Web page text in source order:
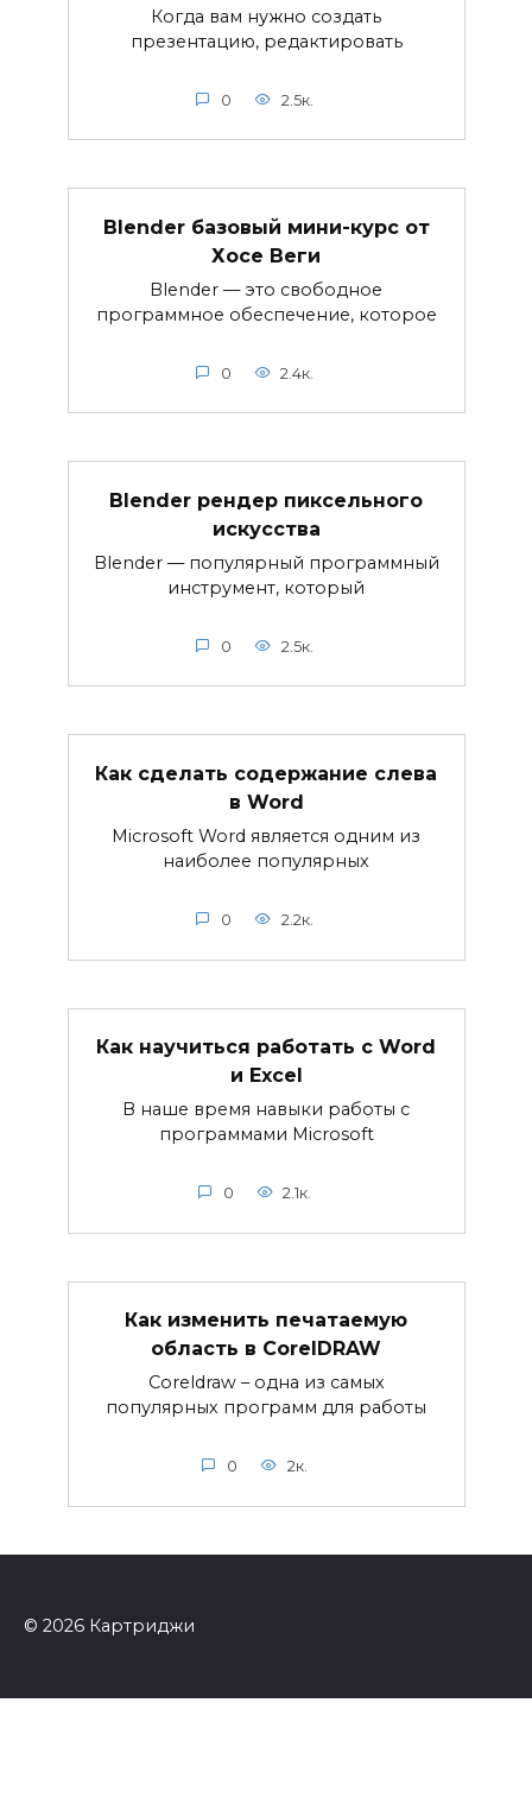
Когда вам нужно создать
презентацию, редактировать
0 2.5к.
Blender базовый мини-курс от
Хосе Веги
Blender — это свободное
программное обеспечение, которое
0 2.4к.
Blender рендер пиксельного
искусства
Blender — популярный программный
инструмент, который
0 2.5к.
Как сделать содержание слева
в Word
Microsoft Word является одним из
наиболее популярных
0 2.2к.
Как научиться работать с Word
и Excel
В наше время навыки работы с
программами Microsoft
0 2.1к.
Как изменить печатаемую
область в CorelDRAW
Coreldraw – одна из самых
популярных программ для работы
0 2к.
© 2026 Картриджи